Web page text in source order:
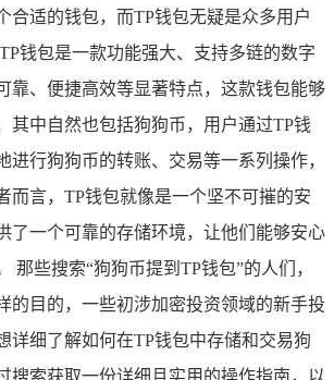
合适的钱包，而TP钱包无疑是众多用户
钱包是一款功能强大、支持多链的数字
靠、便捷高效等显著特点，这款钱包能够
其中自然也包括狗狗币，用户通过TP钱
进行狗狗币的转账、交易等一系列操作，
而言，TP钱包就像是一个坚不可摧的安
了一个可靠的存储环境，让他们能够安心
那些搜索“狗狗币提到TP钱包”的人们，
的目的，一些初涉加密投资领域的新手投
详细了解如何在TP钱包中存储和交易狗
搜索获取一份详细且实用的操作指南，以